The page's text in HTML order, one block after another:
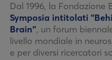
Dal 1996, la Fondazione
Symposia intitolati
Brain”, un forum
livello mondiale in
e per diversi ricercatori